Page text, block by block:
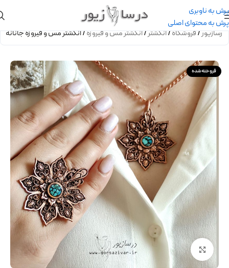
پرش به ناوبری
پرش به محتوای اصلی
درسازیور/فروشگاه/انگشتر/انگشتر مس و فیروزه/انگشتر مس و فیروزه جانانه
فروخته شده
برای بزرگنمایی کلیک کنید